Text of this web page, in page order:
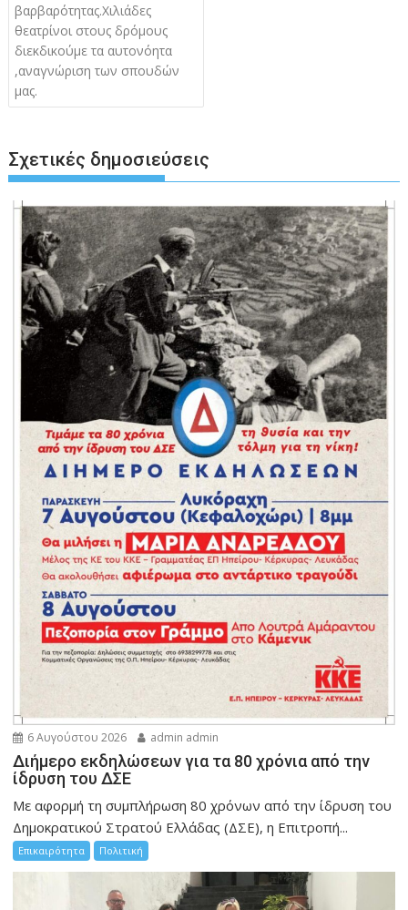
βαρβαρότητας.Χιλιάδες
θεατρίνοι στους δρόμους
διεκδικούμε τα αυτονόητα
,αναγνώριση των σπουδών
μας.
Σχετικές δημοσιεύσεις
6 Αυγούστου 2026 admin admin
Διήμερο εκδηλώσεων για τα 80 χρόνια από την
ίδρυση του ΔΣΕ
Με αφορμή τη συμπλήρωση 80 χρόνων από την ίδρυση του
Δημοκρατικού Στρατού Ελλάδας (ΔΣΕ), η Επιτροπή...
Επικαιρότητα Πολιτική